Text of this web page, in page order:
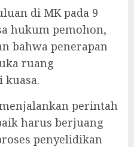
di MK pada 9
hukum pemohon,
bahwa penerapan
ruang
kuasa.
perintah
harus berjuang
penyelidikan